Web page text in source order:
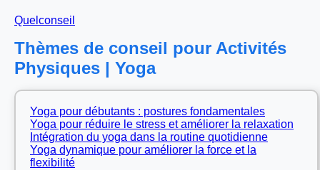
Quelconseil
Thèmes de conseil pour Activités
Physiques | Yoga
Yoga pour débutants : postures fondamentales
Yoga pour réduire le stress et améliorer la relaxation
Intégration du yoga dans la routine quotidienne
Yoga dynamique pour améliorer la force et la
flexibilité